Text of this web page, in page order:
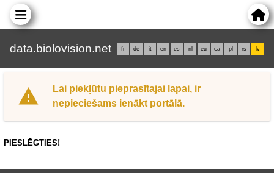
data.biolovision.net fr de it en es nl eu ca pl rs lv
Lai piekļūtu pieprasītajai lapai, ir
nepieciešams ienākt portālā.
PIESLĒGTIES!